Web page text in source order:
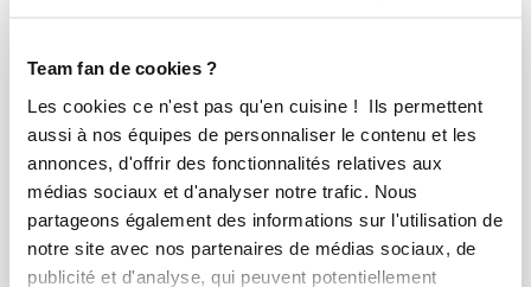
Team fan de cookies ?
Les cookies ce n'est pas qu'en cuisine ! Ils permettent
aussi à nos équipes de personnaliser le contenu et les
annonces, d'offrir des fonctionnalités relatives aux
médias sociaux et d'analyser notre trafic. Nous
partageons également des informations sur l'utilisation de
notre site avec nos partenaires de médias sociaux, de
publicité et d'analyse, qui peuvent potentiellement
Accompagnements